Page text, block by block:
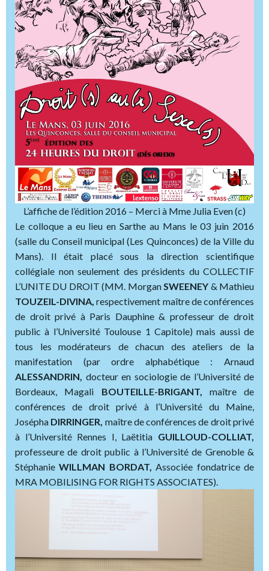
L’affiche de l’édition 2016 – Merci à Mme Julia Even (c)
Le colloque a eu lieu en Sarthe au Mans le 03 juin 2016
(salle du Conseil municipal (Les Quinconces) de la Ville du
Mans). Il était placé sous la direction scientifique
collégiale non seulement des présidents du COLLECTIF
L’UNITE DU DROIT (MM. MorganSWEENEY & Mathieu
TOUZEIL-DIVINA, respectivement maître de conférences
de droit privé à Paris Dauphine & professeur de droit
public à l’Université Toulouse 1 Capitole) mais aussi de
tous les modérateurs de chacun des ateliers de la
manifestation (par ordre alphabétique : Arnaud
ALESSANDRIN, docteur en sociologie de l’Université de
Bordeaux, Magali BOUTEILLE-BRIGANT, maître de
conférences de droit privé à l’Université du Maine,
Josépha DIRRINGER, maître de conférences de droit privé
à l’Université Rennes I, Laëtitia GUILLOUD-COLLIAT,
professeure de droit public à l’Université de Grenoble &
StéphanieWILLMAN BORDAT, Associée fondatrice de
MRA MOBILISING FOR RIGHTS ASSOCIATES).